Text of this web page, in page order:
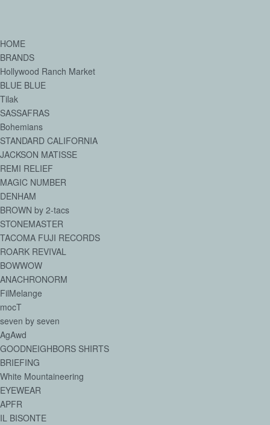
HOME
BRANDS
Hollywood Ranch Market
BLUE BLUE
Tilak
SASSAFRAS
Bohemians
STANDARD CALIFORNIA
JACKSON MATISSE
REMI RELIEF
MAGIC NUMBER
DENHAM
BROWN by 2-tacs
STONEMASTER
TACOMA FUJI RECORDS
ROARK REVIVAL
BOWWOW
ANACHRONORM
FilMelange
mocT
seven by seven
AgAwd
GOODNEIGHBORS SHIRTS
BRIEFING
White Mountaineering
EYEWEAR
APFR
IL BISONTE